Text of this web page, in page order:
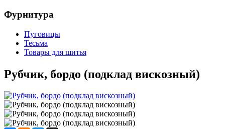
Фурнитура
Пуговицы
Тесьма
Товары для шитья
Рубчик, бордо (подклад вискозный)